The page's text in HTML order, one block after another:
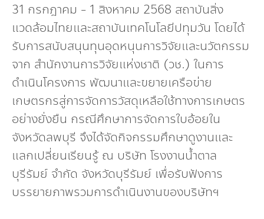
31 กรกฎาคม - 1 สิงหาคม 2568 สถาบันสิ่ง
แวดล้อมไทยและสถาบันเทคโนโลยีปทุมวัน โดยได้
รับการสนับสนุนทุนอุดหนุนการวิจัยและนวัตกรรม
จาก สำนักงานการวิจัยแห่งชาติ (วช.) ในการ
ดำเนินโครงการ พัฒนาและขยายเครือข่าย
เกษตรกรสู่การจัดการวัสดุเหลือใช้ทางการเกษตร
อย่างยั่งยืน กรณีศึกษาการจัดการใบอ้อยใน
จังหวัดลพบุรี จึงได้จัดกิจกรรมศึกษาดูงานและ
แลกเปลี่ยนเรียนรู้ ณ บริษัท โรงงานน้ำตาล
บุรีรัมย์ จำกัด จังหวัดบุรีรัมย์ เพื่อรับฟังการ
บรรยายภาพรวมการดำเนินงานของบริษัทฯ